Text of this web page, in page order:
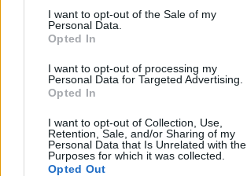
consent section.
I want to opt-out of the Sale of my
Personal Data.
Opted In
I want to opt-out of processing my
Personal Data for Targeted Advertising.
Opted In
I want to opt-out of Collection, Use,
Retention, Sale, and/or Sharing of my
Personal Data that Is Unrelated with the
Purposes for which it was collected.
Opted Out